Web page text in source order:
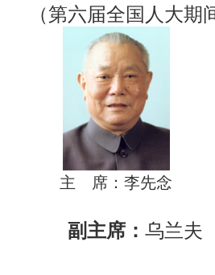
（第六届全国人大期
主 席：李先念
副主席： 乌兰夫